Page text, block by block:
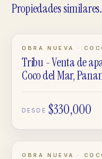
Propiedades similares.
EN CONSTRUCCIÓN
APARTAMENTO
OBRA NUEVA ·
Tribu - Venta de
Coco del Mar,
DESDE $330,000
LISTO · OBRA NUEVA
OBRA NUEVA ·